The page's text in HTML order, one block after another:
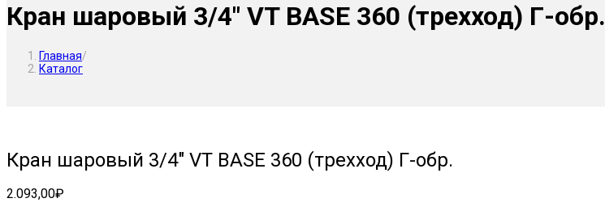
Кран шаровый 3/4″ VT BASE 360 (трехход) Г-обр.
Главная/
Каталог
Кран шаровый 3/4″ VT BASE 360 (трехход) Г-обр.
2.093,00₽